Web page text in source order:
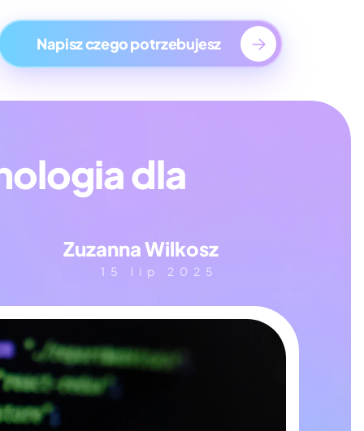
Napisz czego potrzebujesz
dla
Zuzanna Wilkosz
15 lip 2025